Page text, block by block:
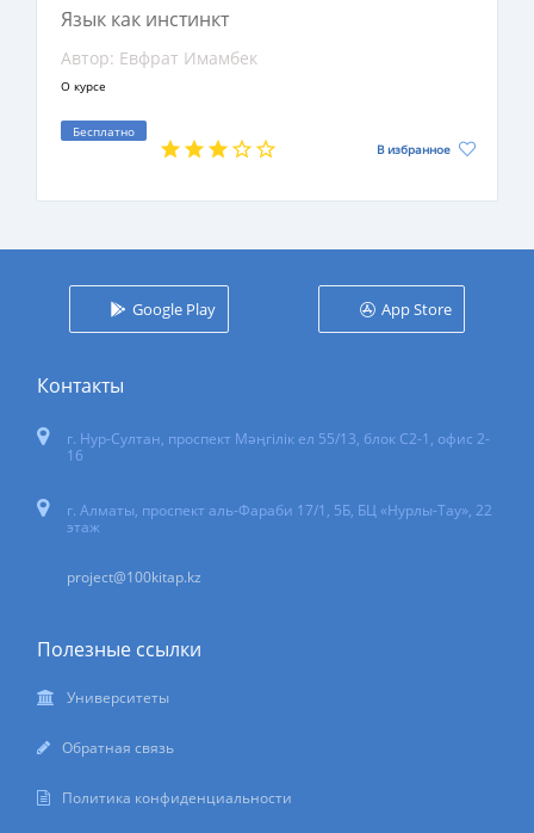
Язык как инстинкт
Автор: Евфрат Имамбек
О курсе
Бесплатно
В избранное
Google Play App Store
Контакты
г. Нур-Султан, проспект Мәңгілік ел 55/13, блок С2-1, офис 2-
16
г. Алматы, проспект аль-Фараби 17/1, 5Б, БЦ «Нурлы-Тау», 22
этаж
project@100kitap.kz
Полезные ссылки
Университеты
Обратная связь
Политика конфиденциальности